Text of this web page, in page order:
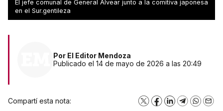
hospital Enfermeros Argentinos
El jefe comunal de General Alvear junto a la comitiva japonesa
en el Sur.gentileza
Por El Editor Mendoza
Publicado el 14 de mayo de 2026 a las 20:49
Compartí esta nota: X Facebook
LinkedInTelegram